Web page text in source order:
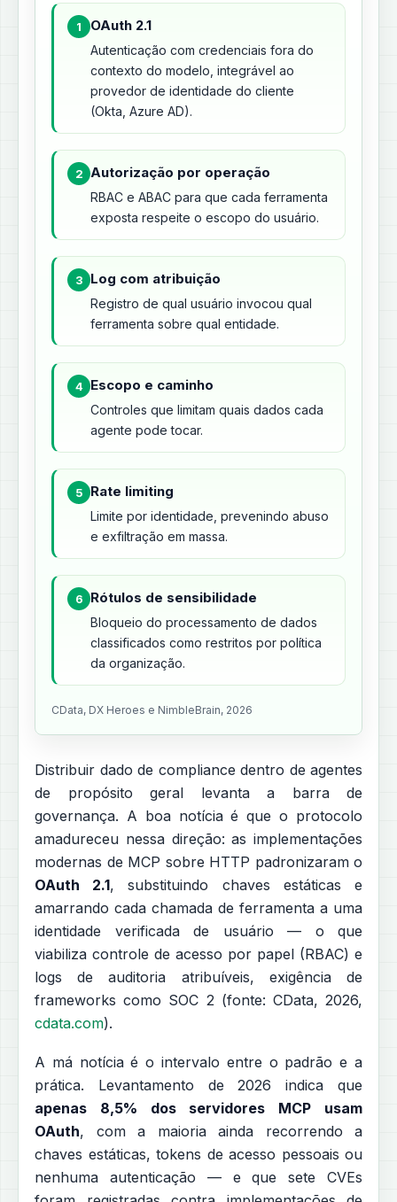
1 OAuth 2.1
Autenticação com credenciais fora do
contexto do modelo, integrável ao
provedor de identidade do cliente
(Okta, Azure AD).
2 Autorização por operação
RBAC e ABAC para que cada ferramenta
exposta respeite o escopo do usuário.
3 Log com atribuição
Registro de qual usuário invocou qual
ferramenta sobre qual entidade.
4 Escopo e caminho
Controles que limitam quais dados cada
agente pode tocar.
5 Rate limiting
Limite por identidade, prevenindo abuso
e exfiltração em massa.
6 Rótulos de sensibilidade
Bloqueio do processamento de dados
classificados como restritos por política
da organização.
CData, DX Heroes e NimbleBrain, 2026
Distribuir dado de compliance dentro de agentes
de propósito geral levanta a barra de
governança. A boa notícia é que o protocolo
amadureceu nessa direção: as implementações
modernas de MCP sobre HTTP padronizaram o
OAuth 2.1, substituindo chaves estáticas e
amarrando cada chamada de ferramenta a uma
identidade verificada de usuário — o que
viabiliza controle de acesso por papel (RBAC) e
logs de auditoria atribuíveis, exigência de
frameworks como SOC 2 (fonte: CData, 2026,
cdata.com).
A má notícia é o intervalo entre o padrão e a
prática. Levantamento de 2026 indica que
apenas 8,5% dos servidores MCP usam
OAuth, com a maioria ainda recorrendo a
chaves estáticas, tokens de acesso pessoais ou
nenhuma autenticação — e que sete CVEs